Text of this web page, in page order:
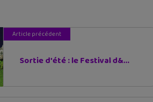
Article précédent
Sortie d'été : le Festival d&...